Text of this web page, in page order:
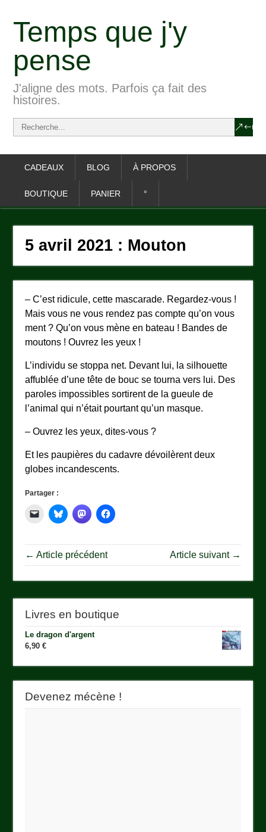
Temps que j'y
pense
J'aligne des mots. Parfois ça fait des
histoires.
CADEAUX BLOG À PROPOS
BOUTIQUE PANIER °
5 avril 2021 : Mouton
– C’est ridicule, cette mascarade. Regardez-vous !
Mais vous ne vous rendez pas compte qu’on vous
ment ? Qu’on vous mène en bateau ! Bandes de
moutons ! Ouvrez les yeux !
L’individu se stoppa net. Devant lui, la silhouette
affublée d’une tête de bouc se tourna vers lui. Des
paroles impossibles sortirent de la gueule de
l’animal qui n’était pourtant qu’un masque.
– Ouvrez les yeux, dites-vous ?
Et les paupières du cadavre dévoilèrent deux
globes incandescents.
Partager :
← Article précédent Article suivant →
Livres en boutique
Le dragon d'argent
6,90€
Devenez mécène !